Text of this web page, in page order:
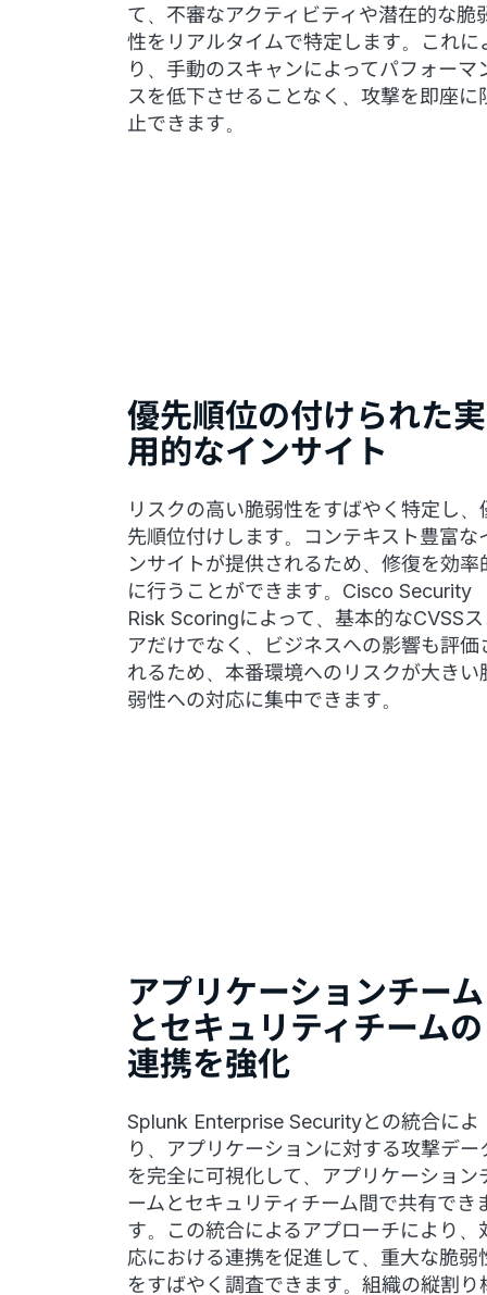
て、不審なアクティビティや潜在的な脆
性をリアルタイムで特定します。これに
り、手動のスキャンによってパフォーマ
スを低下させることなく、攻撃を即座に
止できます。
優先順位の付けられた実
用的なインサイト
リスクの高い脆弱性をすばやく特定し、
先順位付けします。コンテキスト豊富な
ンサイトが提供されるため、修復を効率
に行うことができます。Cisco Security
Risk Scoringによって、基本的なCVSSス
アだけでなく、ビジネスへの影響も評価
れるため、本番環境へのリスクが大きい
弱性への対応に集中できます。
アプリケーションチーム
とセキュリティチームの
連携を強化
Splunk Enterprise Securityとの統合によ
り、アプリケーションに対する攻撃デー
を完全に可視化して、アプリケーション
ームとセキュリティチーム間で共有でき
す。この統合によるアプローチにより、
応における連携を促進して、重大な脆弱
をすばやく調査できます。組織の縦割り